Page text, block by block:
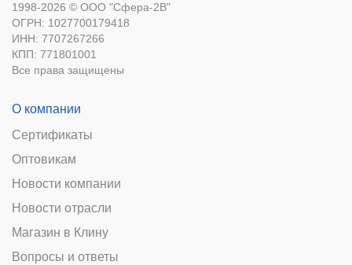
1998-2026 © ООО "Сфера-2В"
ОГРН: 1027700179418
ИНН: 7707267266
КПП: 771801001
Все права защищены
О компании
Сертификаты
Оптовикам
Новости компании
Новости отрасли
Магазин в Клину
Вопросы и ответы